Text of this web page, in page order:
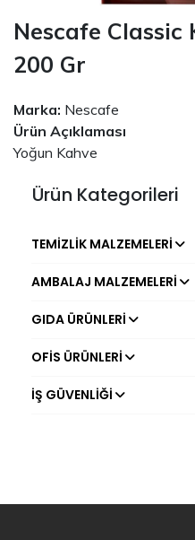
Ürün Kategorileri
TEMIZLIK MALZEMELERI
AMBALAJ MALZEMELERI
GIDA ÜRÜNLERI
OFIS ÜRÜNLERI
İŞ GÜVENLIĞI
Nescafe Classic
200 Gr
Marka: Nescafe
Ürün Açıklaması
Yoğun Kahve